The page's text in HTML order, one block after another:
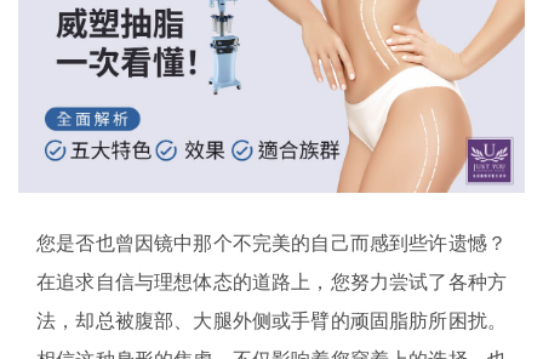
您是否也曾因镜中那个不完美的自己而感到些许遗憾？
在追求自信与理想体态的道路上，您努力尝试了各种方
法，却总被腹部、大腿外侧或手臂的顽固脂肪所困扰。